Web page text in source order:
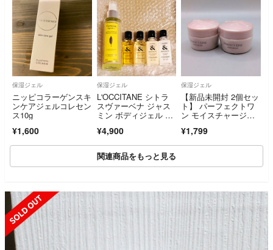
保湿ジェル
ニッピコラーゲンスキ
ンケアジェルコレセン
ス10g
¥1,600
保湿ジェル
L'OCCITANE シトラ
スヴァーベナ ジャス
ミン ボディジェル ス
¥4,900
保湿ジェル
【新品未開封 2個セッ
ト】 パーフェクトワ
ン モイスチャージェ
¥1,799
関連商品をもっと見る
SOLD OUT